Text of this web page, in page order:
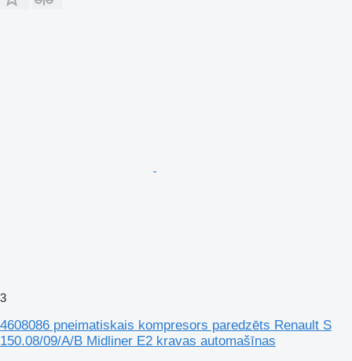
3
4608086 pneimatiskais kompresors paredzēts Renault S
150.08/09/A/B Midliner E2 kravas automašīnas